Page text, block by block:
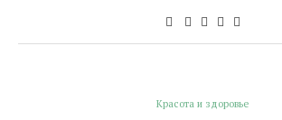
Красота и здоровье